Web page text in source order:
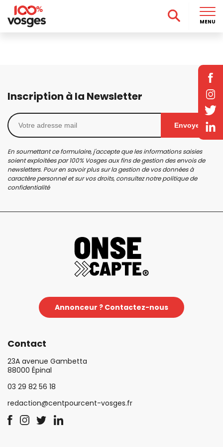
Inscription à la Newsletter
Envoyer
En soumettant ce formulaire, j'accepte que les informations saisies
soient exploitées par 100% Vosges aux fins de gestion des envois de
newsletters. Pour en savoir plus sur la gestion de vos données à
caractère personnel et sur vos droits, consultez notrepolitique de
confidentialité
Annonceur ? Contactez-nous
Contact
23A avenue Gambetta
88000 Épinal
03 29 82 56 18
redaction@centpourcent-vosges.fr
MENU